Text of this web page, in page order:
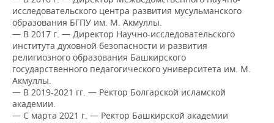
КИБЕРСПОРТ
ФИГУРНОЕ КАТАНИЕ
ВОДНЫЕ ВИДЫ СПОРТА
ХОККЕЙ С МЯЧОМ
КУЛЬТУРА
МЕДИЦИНА
ОБРАЗОВАНИЕ
ПРОИСШЕСТВИЯ
СПИСОК КОМПАНИЙ
исследовательского центра развития мусульманского
образования БГПУ им. М. Акмуллы.
— В 2017 г. — Директор Научно-исследовательского
института духовной безопасности и развития
религиозного образования Башкирского
государственного педагогического университета им. М.
Акмуллы.
— В 2019-2021 гг. — Ректор Болгарской исламской
академии.
— С марта 2021 г. — Ректор Башкирской академии